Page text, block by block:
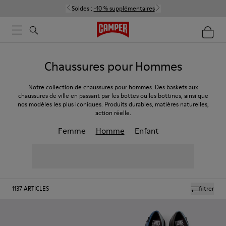
Soldes : -10 % supplémentaires
Chaussures pour Hommes
Notre collection de chaussures pour hommes. Des baskets aux
chaussures de ville en passant par les bottes ou les bottines, ainsi que
nos modèles les plus iconiques. Produits durables, matières naturelles,
action réelle.
Femme Homme Enfant
filtrer
1137ARTICLES